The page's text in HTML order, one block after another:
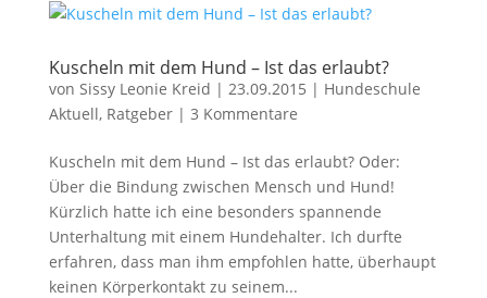
Kuscheln mit dem Hund – Ist das erlaubt?
von Sissy Leonie Kreid | 23.09.2015 | Hundeschule
Aktuell, Ratgeber| 3 Kommentare
Kuscheln mit dem Hund – Ist das erlaubt? Oder:
Über die Bindung zwischen Mensch und Hund!
Kürzlich hatte ich eine besonders spannende
Unterhaltung mit einem Hundehalter. Ich durfte
erfahren, dass man ihm empfohlen hatte, überhaupt
keinen Körperkontakt zu seinem...